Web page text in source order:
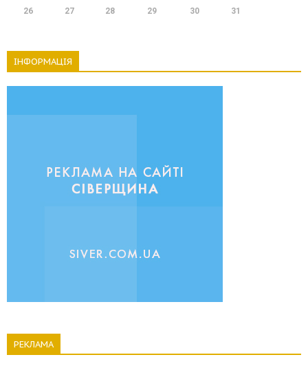
26 27 28 29 30 31
ІНФОРМАЦІЯ
РЕКЛАМА